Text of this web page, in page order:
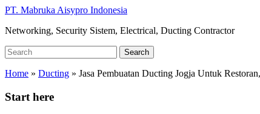
Skip
main
PT. Mabruka Aisypro Indonesia
Networking, Security Sistem, Electrical, Ducting Contractor
Search
for:
Search
Home » Ducting » Jasa Pembuatan Ducting Jogja Untuk
Start here